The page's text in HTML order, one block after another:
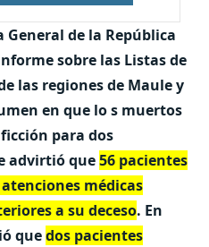
de la República
sobre las Listas de
las regiones de Maule y
en que lo s muertos
para dos
advirtió que56 pacientes
médicas
a su deceso. En
quedos pacientes